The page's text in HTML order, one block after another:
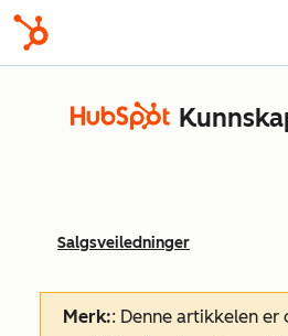
Salgsveiledninger
Merk:: Denne artikkelen er